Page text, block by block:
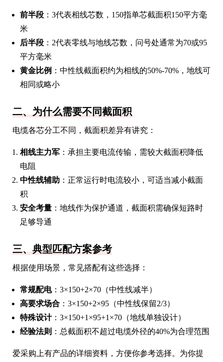
前半段 ：3代表相线芯数，150指单芯截面积150平方毫
米
后半段 ：2代表零线与地线芯数，问号处通常为70或95
平方毫米
黄金比例 ：中性线截面积约为相线的50%-70%，地线可
相同或略小
二、为什么需要不同截面积
电缆各芯分工不同，截面积差异有讲究：
相线主力军 ：承担主要电流传输，需较大截面积降低
电阻
中性线辅助 ：正常运行时电流较小，可适当减小截面
积
安全考量 ：地线作为保护通道，截面积需确保短路时
足够导通
三、典型匹配方案参考
根据使用场景，常见搭配有这些选择：
常规配电：3×150+2×70（中性线减半）
高要求场合 ：3×150+2×95（中性线保留2/3）
特殊设计：3×150+1×95+1×70（地线单独设计）
经验法则 ：总截面积不超过电缆外径的40%为合理范围
爱采购上有产品的详细资料，方便你参考选择。为你提